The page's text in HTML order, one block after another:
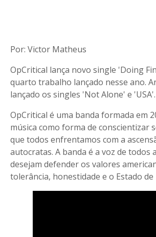
Por: Victor Matheus
OpCritical lança novo single 'Doing
quarto trabalho lançado nesse ano.
lançado os singles 'Not Alone' e 'USA'.
OpCritical é uma banda formada em
música como forma de conscientizar
que todos enfrentamos com a
autocratas. A banda é a voz de todos
desejam defender os valores
tolerância, honestidade e o Estado